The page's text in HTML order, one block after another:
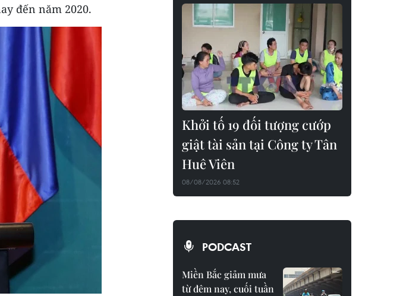
đến năm 2020.
Khởi tố 19 đối tượng cướp
giật tài sản tại Công ty Tân
Huê Viên
08/08/2026 08:52
PODCAST
Miền Bắc giảm mưa
từ đêm nay, cuối tuần